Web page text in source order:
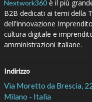
Nextwork360è il più
B2B dedicati ai temi della
dell’Innovazione
cultura digitale e
amministrazioni italiane.
Indirizzo
Via Moretto da Brescia,
Milano - Italia